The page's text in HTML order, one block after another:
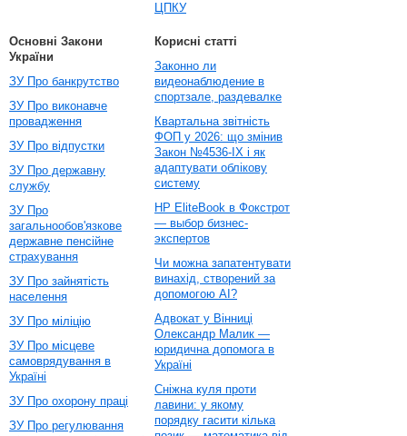
ЦПКУ
Основні Закони
України
ЗУ Про банкрутство
ЗУ Про виконавче
провадження
ЗУ Про відпустки
ЗУ Про державну
службу
ЗУ Про
загальнообов'язкове
державне пенсійне
страхування
ЗУ Про зайнятість
населення
ЗУ Про міліцію
ЗУ Про місцеве
самоврядування в
Україні
ЗУ Про охорону праці
ЗУ Про регулювання
Корисні статті
Законно ли
видеонаблюдение в
спортзале, раздевалке
Квартальна звітність
ФОП у 2026: що змінив
Закон №4536-IX і як
адаптувати облікову
систему
HP EliteBook в Фокстрот
— выбор бизнес-
экспертов
Чи можна запатентувати
винахід, створений за
допомогою AI?
Адвокат у Вінниці
Олександр Малик —
юридична допомога в
Україні
Сніжна куля проти
лавини: у якому
порядку гасити кілька